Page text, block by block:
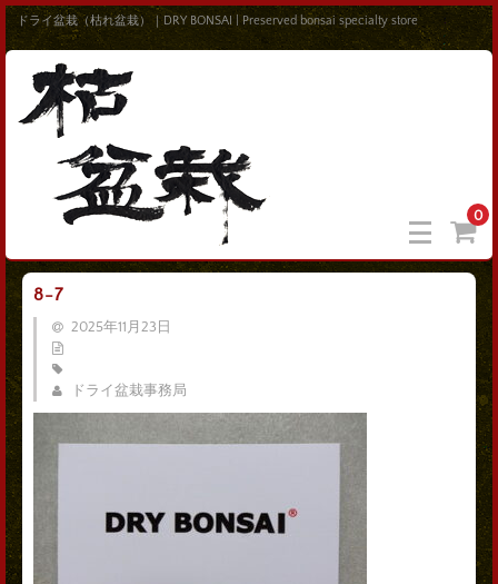
ドライ盆栽（枯れ盆栽）｜DRY BONSAI | Preserved bonsai specialty store
0
8-7
2025年11月23日
ドライ盆栽事務局